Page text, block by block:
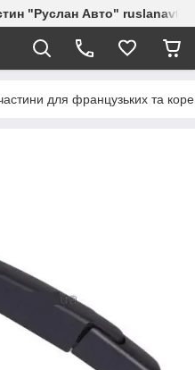
"Руслан Авто"
для французьких та